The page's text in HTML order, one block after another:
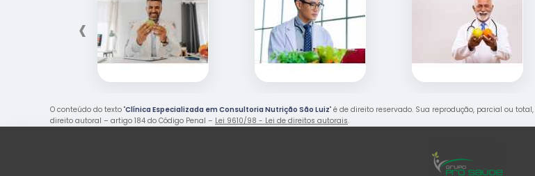
‹
O conteúdo do texto "Clínica Especializada em Consultoria Nutrição São Luiz" é de direito reservado. Sua reprodução, parcial ou
direito autoral – artigo 184 do Código Penal – Lei 9610/98 - Lei de direitos autorais.